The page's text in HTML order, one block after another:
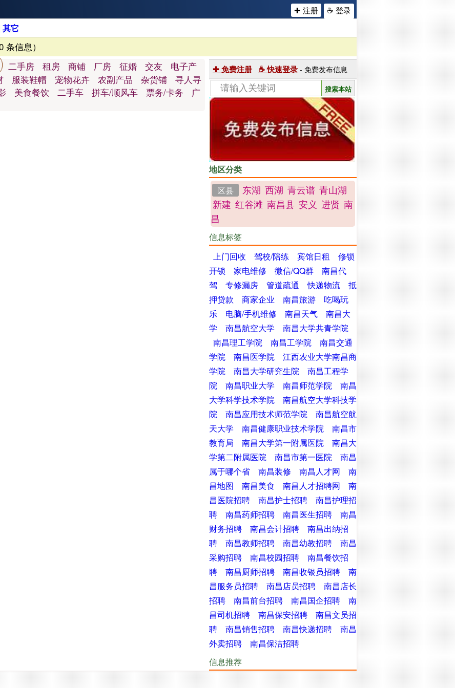
☕ 登录
✚ 注册
其它
条信息）
✚ 免费注册 ☕ 快速登录 - 免费发布信息
地区分类
区县
东湖 西湖 青云谱 青山湖
新建 红谷滩 南昌县 安义 进贤 南
昌
信息标签
上门回收
驾校/陪练 宾馆日租
修锁
开锁
家电维修 微信/QQ群
南昌代
驾
专修漏房 管道疏通 快递物流
抵
押贷款
商家企业 南昌旅游
吃喝玩
乐
电脑/手机维修 南昌天气
南昌大
学
南昌航空大学
南昌大学共青学院
南昌理工学院
南昌工学院
南昌交通
学院
南昌医学院
江西农业大学南昌商
学院
南昌大学研究生院
南昌工程学
院
南昌职业大学 南昌师范学院
南昌
大学科学技术学院
南昌航空大学科技学
院
南昌应用技术师范学院
南昌航空航
天大学
南昌健康职业技术学院
南昌市
教育局
南昌大学第一附属医院
南昌大
学第二附属医院
南昌市第一医院
南昌
属于哪个省
南昌装修 南昌人才网
南
昌地图
南昌美食 南昌人才招聘网
南
昌医院招聘
南昌护士招聘
南昌护理招
聘
南昌药师招聘 南昌医生招聘
南昌
财务招聘
南昌会计招聘
南昌出纳招
聘
南昌教师招聘 南昌幼教招聘
南昌
采购招聘
南昌校园招聘
南昌餐饮招
聘
南昌厨师招聘 南昌收银员招聘
南
昌服务员招聘
南昌店员招聘
南昌店长
招聘
南昌前台招聘 南昌国企招聘
南
昌司机招聘
南昌保安招聘
南昌文员招
聘
南昌销售招聘 南昌快递招聘
南昌
外卖招聘
南昌保洁招聘
信息推荐
二手房 租房 商铺 厂房 征婚 交友
电子产
服装鞋帽 宠物花卉 农副产品 杂货铺
寻人寻
美食餐饮 二手车 拼车/顺风车 票务/卡务
广